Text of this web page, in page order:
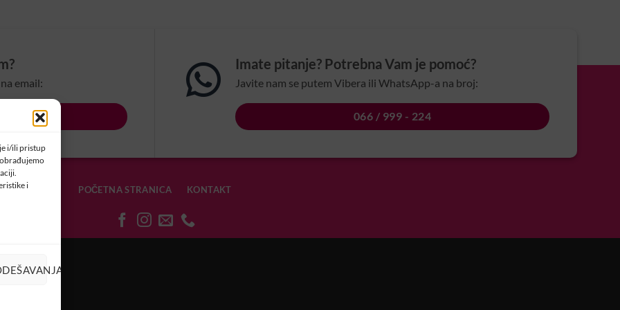
i/ili pristup
i
email:
Imate pitanje? Potrebna Vam je pomoć?
Javite nam se putem Vibera ili WhatsApp-a na broj:
066 / 999 - 224
POČETNA STRANICA KONTAKT